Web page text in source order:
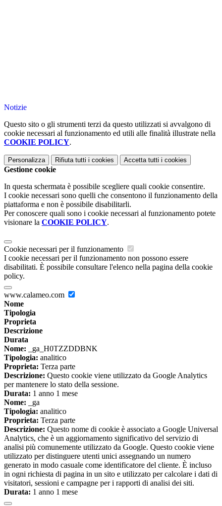
Notizie
Questo sito o gli strumenti terzi da questo utilizzati si avvalgono di
cookie necessari al funzionamento ed utili alle finalità illustrate nella
COOKIE POLICY.
Personalizza Rifiuta tutti i cookies Accetta tutti i cookies
Gestione cookie
In questa schermata è possibile scegliere quali cookie consentire.
I cookie necessari sono quelli che consentono il funzionamento della
piattaforma e non è possibile disabilitarli.
Per conoscere quali sono i cookie necessari al funzionamento potete
visionare la COOKIE POLICY.
Cookie necessari per il funzionamento
I cookie necessari per il funzionamento non possono essere
disabilitati. È possibile consultare l'elenco nella pagina della cookie
policy.
www.calameo.com
Nome
Tipologia
Proprieta
Descrizione
Durata
Nome: _ga_H0TZZDDBNK
Tipologia: analitico
Proprieta: Terza parte
Descrizione: Questo cookie viene utilizzato da Google Analytics
per mantenere lo stato della sessione.
Durata: 1 anno 1 mese
Nome: _ga
Tipologia: analitico
Proprieta: Terza parte
Descrizione: Questo nome di cookie è associato a Google Universal
Analytics, che è un aggiornamento significativo del servizio di
analisi più comunemente utilizzato da Google. Questo cookie viene
utilizzato per distinguere utenti unici assegnando un numero
generato in modo casuale come identificatore del cliente. È incluso
in ogni richiesta di pagina in un sito e utilizzato per calcolare i dati di
visitatori, sessioni e campagne per i rapporti di analisi dei siti.
Durata: 1 anno 1 mese